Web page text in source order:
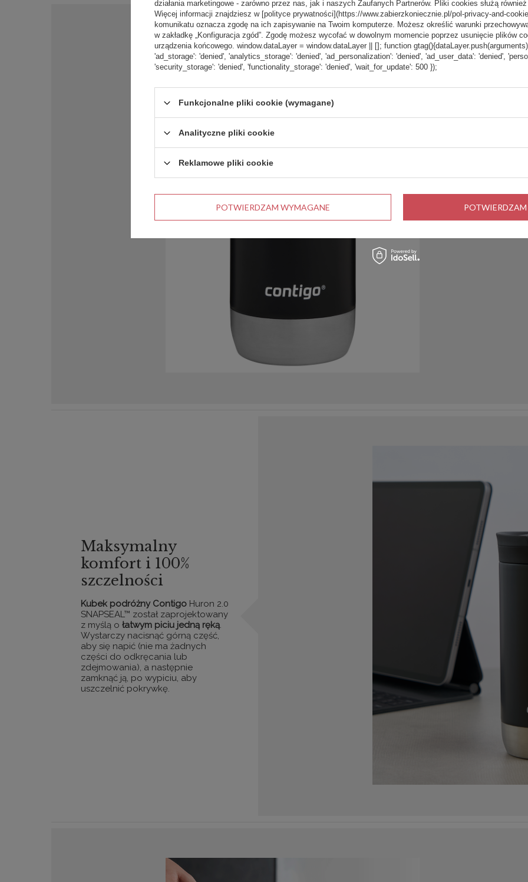
Maksymalny
komfort i 100%
szczelności
Kubek podróżny Contigo Huron 2.0
SNAPSEAL™ został zaprojektowany
z myślą o łatwym piciu jedną ręką.
Wystarczy nacisnąć górną część,
aby się napić (nie ma żadnych
części do odkręcania lub
zdejmowania), a następnie
zamknąć ją, po wypiciu, aby
uszczelnić pokrywkę.
działania marketingowe - zarówno przez nas, jak i naszych Zaufanych Partnerów. Pliki cookies służą
Więcej informacji znajdziesz w [polityce prywatności](https://www.zabierzkoniecznie.pl/pol-privacy-and-
komunikatu oznacza zgodę na ich zapisywanie na Twoim komputerze. Możesz określić warunki
w zakładkę „Konfiguracja zgód”. Zgodę możesz wycofać w dowolnym momencie poprzez usunięcie plików
urządzenia końcowego. window.dataLayer = window.dataLayer || []; function
'ad_storage': 'denied', 'analytics_storage': 'denied', 'ad_personalization': 'denied', 'ad_user_data': 'denied',
'security_storage': 'denied', 'functionality_storage': 'denied', 'wait_for_update': 500 });
Funkcjonalne pliki cookie (wymagane)
Analityczne pliki cookie
Reklamowe pliki cookie
POTWIERDZAM WYMAGANE